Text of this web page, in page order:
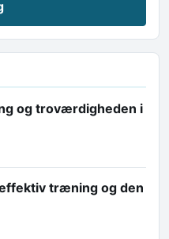
og troværdigheden i
træning og den